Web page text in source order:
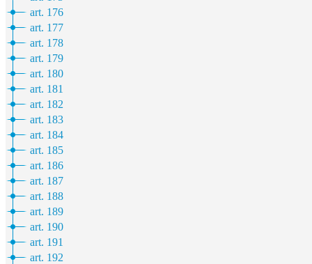
art. 176
art. 177
art. 178
art. 179
art. 180
art. 181
art. 182
art. 183
art. 184
art. 185
art. 186
art. 187
art. 188
art. 189
art. 190
art. 191
art. 192